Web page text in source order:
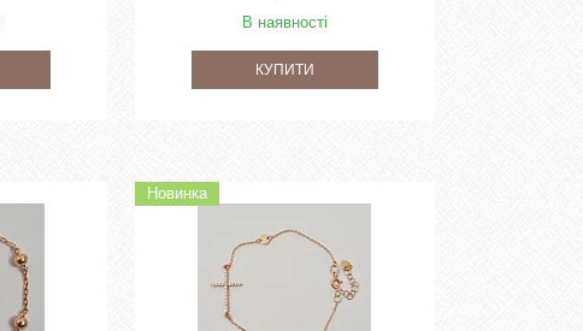
В наявності
КУПИТИ
Новинка